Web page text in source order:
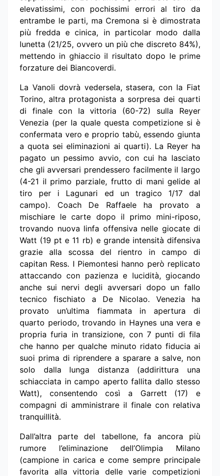
elevatissimi, con pochissimi errori al tiro da
entrambe le parti, ma Cremona si è dimostrata
più fredda e cinica, in particolar modo dalla
lunetta (21/25, ovvero un più che discreto 84%),
mettendo in ghiaccio il risultato dopo le prime
forzature dei Biancoverdi.
La Vanoli dovrà vedersela, stasera, con la Fiat
Torino, altra protagonista a sorpresa dei quarti
di finale con la vittoria (60-72) sulla Reyer
Venezia (per la quale questa competizione si è
confermata vero e proprio tabù, essendo giunta
a quota sei eliminazioni ai quarti). La Reyer ha
pagato un pessimo avvio, con cui ha lasciato
che gli avversari prendessero facilmente il largo
(4-21 il primo parziale, frutto di mani gelide al
tiro per i Lagunari ed un tragico 1/17 dal
campo). Coach De Raffaele ha provato a
mischiare le carte dopo il primo mini-riposo,
trovando nuova linfa offensiva nelle giocate di
Watt (19 pt e 11 rb) e grande intensità difensiva
grazie alla scossa del rientro in campo di
capitan Ress. I Piemontesi hanno però replicato
attaccando con pazienza e lucidità, giocando
anche sui nervi degli avversari dopo un fallo
tecnico fischiato a De Nicolao. Venezia ha
provato un’ultima fiammata in apertura di
quarto periodo, trovando in Haynes una vera e
propria furia in transizione, con 7 punti di fila
che hanno per qualche minuto ridato fiducia ai
suoi prima di riprendere a sparare a salve, non
solo dalla lunga distanza (addirittura una
schiacciata in campo aperto fallita dallo stesso
Watt), consentendo così a Garrett (17) e
compagni di amministrare il finale con relativa
tranquillità.
Dall’altra parte del tabellone, fa ancora più
rumore l’eliminazione dell’Olimpia Milano
(campione in carica e come sempre principale
favorita alla vittoria delle varie competizioni